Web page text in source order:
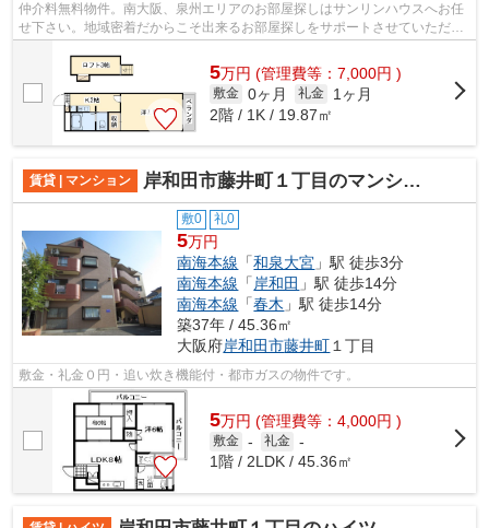
仲介料無料物件。南大阪、泉州エリアのお部屋探しはサンリンハウスへお任
せ下さい。地域密着だからこそ出来るお部屋探しをサポートさせていただき
5万円 (管理費等：7,000円 )
敷金 0ヶ月 礼金
1ヶ月
2階 / 1K / 19.87㎡
賃貸 | マンション 岸和田市藤井町１丁目のマンション
敷0 礼0
5万円
南海本線 「和泉大宮 」駅 徒歩3分
南海本線 「 岸和田 」駅 徒歩14分
南海本線 「春木 」駅 徒歩14分
築37年 / 45.36㎡
大阪府岸和田市藤井町 １丁目
敷金・礼金０円・追い炊き機能付・都市ガスの物件です。
5万円 (管理費等：4,000円 )
敷金 - 礼金 -
1階 / 2LDK / 45.36㎡